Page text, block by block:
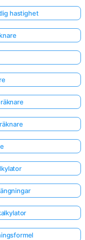
hastighet